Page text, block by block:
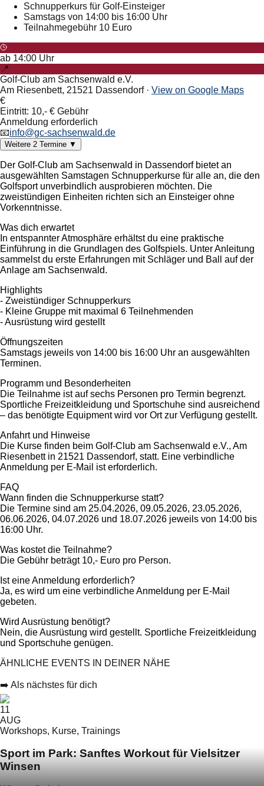
Schnupperkurs für Golf-Einsteiger
Samstags von 14:00 bis 16:00 Uhr
Teilnahmegebühr 10 Euro
ab 14:00 Uhr
📍
Golf-Club am Sachsenwald e.V.
Am Riesenbett, 21521 Dassendorf· View on Google Maps
€
Eintritt: 10,- € Gebühr
Anmeldung erforderlich
📧info@gc-sachsenwald.de
Weitere 2 Termine ▼
Der Golf-Club am Sachsenwald in Dassendorf bietet an
ausgewählten Samstagen Schnupperkurse für alle an, die den
Golfsport unverbindlich ausprobieren möchten. Die
zweistündigen Einheiten richten sich an Einsteiger ohne
Vorkenntnisse.
Was dich erwartet
In entspannter Atmosphäre erhältst du eine praktische
Einführung in die Grundlagen des Golfspiels. Unter Anleitung
sammelst du erste Erfahrungen mit Schläger und Ball auf der
Anlage am Sachsenwald.
Highlights
- Zweistündiger Schnupperkurs
- Kleine Gruppe mit maximal 6 Teilnehmenden
- Ausrüstung wird gestellt
Öffnungszeiten
Samstags jeweils von 14:00 bis 16:00 Uhr an ausgewählten
Terminen.
Programm und Besonderheiten
Die Teilnahme ist auf sechs Personen pro Termin begrenzt.
Sportliche Freizeitkleidung und Sportschuhe sind ausreichend
– das benötigte Equipment wird vor Ort zur Verfügung gestellt.
Anfahrt und Hinweise
Die Kurse finden beim Golf-Club am Sachsenwald e.V., Am
Riesenbett in 21521 Dassendorf, statt. Eine verbindliche
Anmeldung per E-Mail ist erforderlich.
FAQ
Wann finden die Schnupperkurse statt?
Die Termine sind am 25.04.2026, 09.05.2026, 23.05.2026,
06.06.2026, 04.07.2026 und 18.07.2026 jeweils von 14:00 bis
16:00 Uhr.
Was kostet die Teilnahme?
Die Gebühr beträgt 10,- Euro pro Person.
Ist eine Anmeldung erforderlich?
Ja, es wird um eine verbindliche Anmeldung per E-Mail
gebeten.
Wird Ausrüstung benötigt?
Nein, die Ausrüstung wird gestellt. Sportliche Freizeitkleidung
und Sportschuhe genügen.
ÄHNLICHE EVENTS IN DEINER NÄHE
➡️ Als nächstes für dich
11
AUG
Workshops, Kurse, Trainings
Sport im Park: Sanftes Workout für Vielsitzer
Winsen